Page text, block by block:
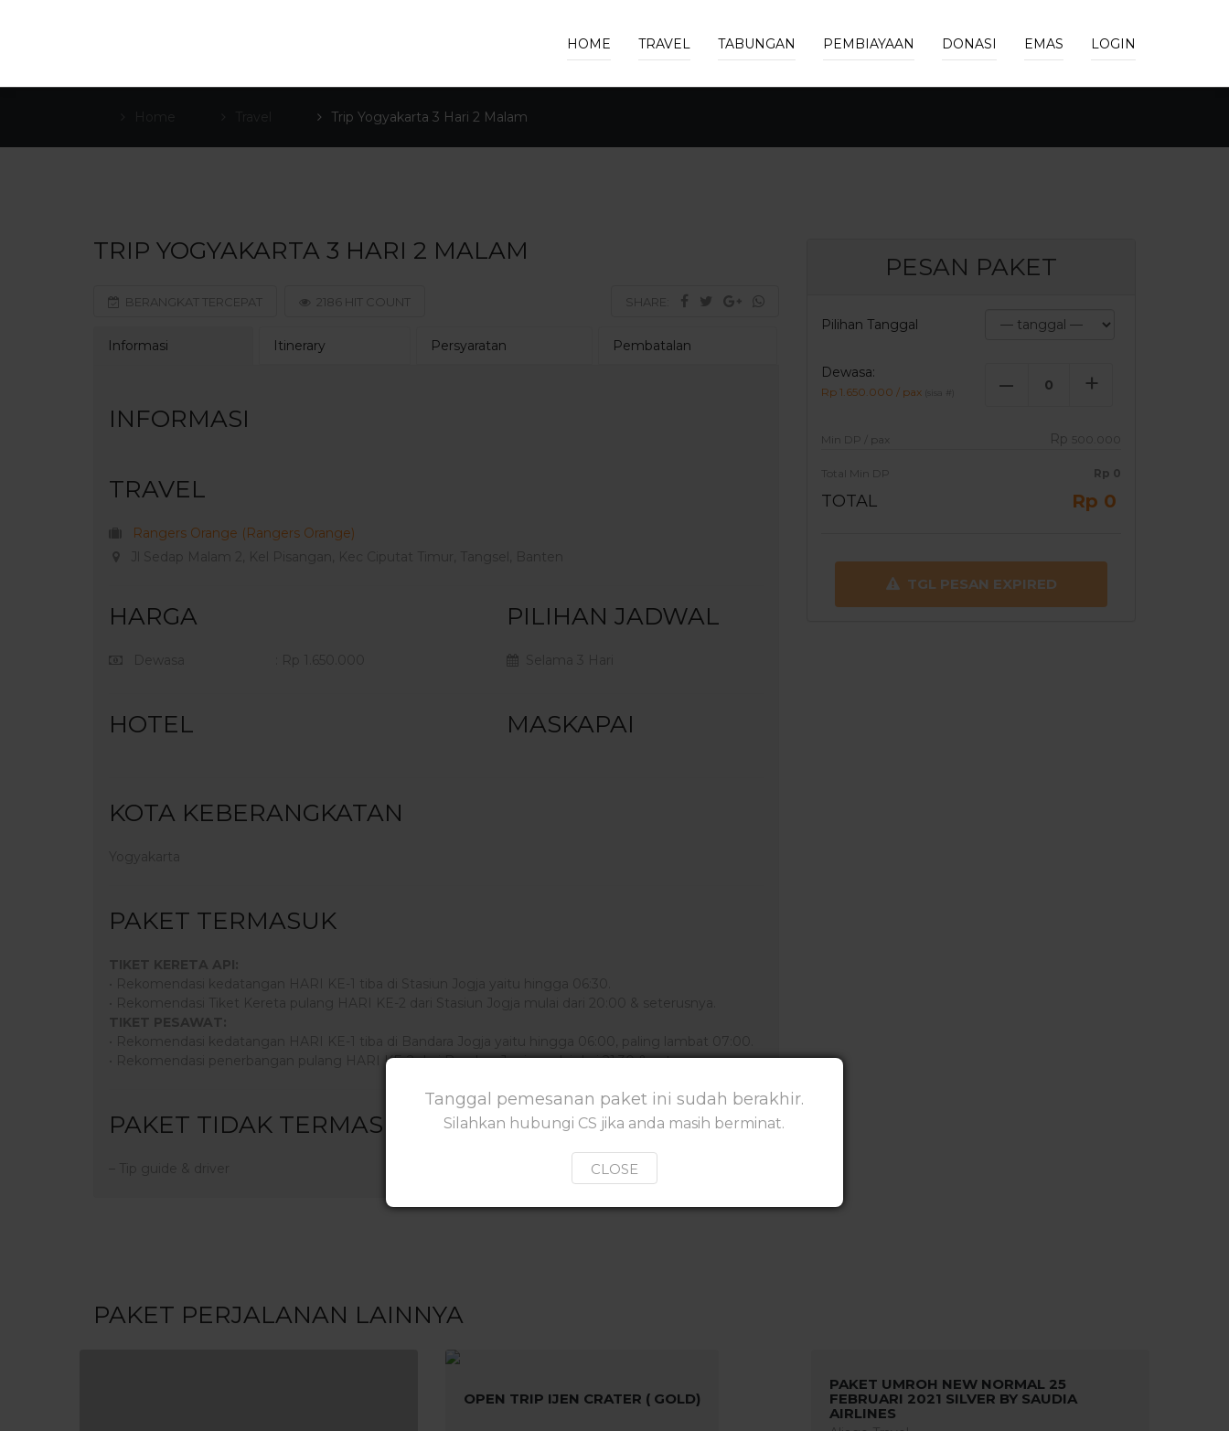
HOME TRAVEL TABUNGAN PEMBIAYAAN DONASI EMAS LOGIN
Trip Yogyakarta 3 Hari 2 Malam
TRIP YOGYAKARTA 3 HARI 2 MALAM
BERANGKAT TERCEPAT 2186 HIT COUNT SHARE:
Informasi Itinerary Persyaratan Pembatalan
INFORMASI
TRAVEL
Rangers Orange (Rangers Orange)
HARGA PILIHAN JADWAL
HOTEL MASKAPAI
KOTA KEBERANGKATAN
PAKET TERMASUK
• Rekomendasi penerbangan pulang HARI KE-2 dari Bandara Jogja mulai dari 21:30 & seterusnya.
PAKET TIDAK TERMASUK
PESAN PAKET
Pilihan Tanggal
Dewasa:
Rp 1.650.000 / pax # – +
Min DP / pax Rp 500.000
Total Min DP Rp 0
TOTAL Rp 0
TGL PESAN EXPIRED
PAKET PERJALANAN LAINNYA
OPEN TRIP IJEN CRATER ( GOLD)
PAKET UMROH NEW NORMAL 25
FEBRUARI 2021 SILVER BY SAUDIA
AIRLINES
Tanggal pemesanan paket ini sudah berakhir.
Silahkan hubungi CS jika anda masih berminat.
CLOSE